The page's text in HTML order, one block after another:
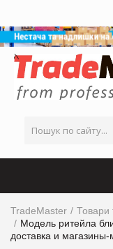
TradeMaster Товари
Модель ритейла
доставка и